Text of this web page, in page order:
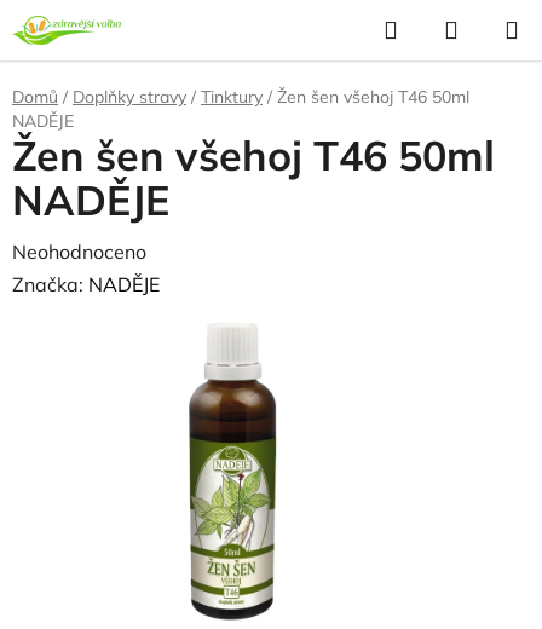
Přejít
na
obsah
Hledat
KOŠÍK
Domů / Doplňky stravy / Tinktury / Žen šen všehoj T46 50ml
NADĚJE
Žen šen všehoj T46 50ml
NADĚJE
Průměrné
hodnocení
Neohodnoceno
Značka: NADĚJE